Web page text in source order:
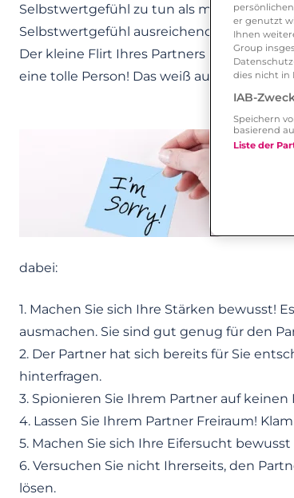
Selbstwertgefühl zu tun als mit Ihrem
Selbstwertgefühl ausreichend stark,
Der kleine Flirt Ihres Partners in der
eine tolle Person! Das weiß auch Ihr
dabei:
1. Machen Sie sich Ihre Stärken bewusst!
ausmachen. Sie sind gut genug für den
2. Der Partner hat sich bereits für Sie
hinterfragen.
3. Spionieren Sie Ihrem Partner auf
4. Lassen Sie Ihrem Partner Freiraum!
5. Machen Sie sich Ihre Eifersucht
6. Versuchen Sie nicht Ihrerseits, den
lösen.
er genutzt
Ihnen
Group
dies nicht in
IAB-
Speichern
basierend
Liste der